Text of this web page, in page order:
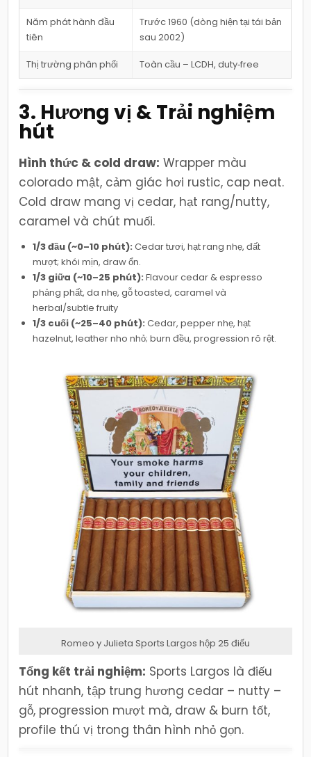
Năm phát hành đầu
tiên
Trước 1960 (dòng hiện tại tái bản
sau 2002)
Thị trường phân phối Toàn cầu – LCDH, duty‑free
3. Hương vị & Trải nghiệm
hút
Hình thức & cold draw: Wrapper màu
colorado mật, cảm giác hơi rustic, cap neat.
Cold draw mang vị cedar, hạt rang/nutty,
caramel và chút muối.
1/3 đầu (~0–10 phút): Cedar tươi, hạt rang nhẹ, đất
mượt; khói mịn, draw ổn.
1/3 giữa (~10–25 phút): Flavour cedar & espresso
phảng phất, da nhẹ, gỗ toasted, caramel và
herbal/subtle fruity
1/3 cuối (~25–40 phút): Cedar, pepper nhẹ, hạt
hazelnut, leather nho nhỏ; burn đều, progression rõ rệt.
Romeo y Julieta Sports Largos hộp 25 điếu
Tổng kết trải nghiệm: Sports Largos là điếu
hút nhanh, tập trung hương cedar – nutty –
gỗ, progression mượt mà, draw & burn tốt,
profile thú vị trong thân hình nhỏ gọn.